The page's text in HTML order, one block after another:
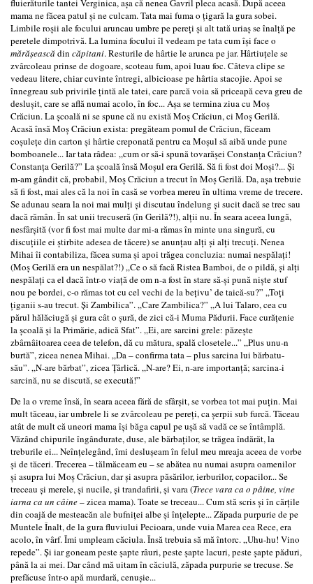
fluierăturile tantei Verginica, aşa că nenea Gavril pleca acasă. După aceea
mama ne făcea patul şi ne culcam. Tata mai fuma o ţigară la gura sobei.
Limbile roşii ale focului aruncau umbre pe pereţi şi alt tată uriaş se înalţă pe
peretele dimpotrivă. La lumina focului îl vedeam pe tata cum îşi face o
mărăşeascădin căpitani. Resturile de hârtie le arunca pe jar. Hârtiuţele se
zvârcoleau prinse de dogoare, scoteau fum, apoi luau foc. Câteva clipe se
vedeau litere, chiar cuvinte întregi, albicioase pe hârtia stacojie. Apoi se
înnegreau sub privirile ţintă ale tatei, care parcă voia să priceapă ceva greu de
desluşit, care se află numai acolo, în foc... Aşa se termina ziua cu Moş
Crăciun. La şcoală ni se spune că nu există Moş Crăciun, ci Moş Gerilă.
Acasă însă Moş Crăciun exista: pregăteam pomul de Crăciun, făceam
coşuleţe din carton şi hârtie creponată pentru ca Moşul să aibă unde pune
bomboanele... Iar tata râdea: „cum or să-i spună tovarăşei Constanţa Crăciun?
Constanţa Gerilă?” La şcoală însă Moşul era Gerilă. Să fi fost doi Moşi?... Şi
m-am gândit că, probabil, Moş Crăciun a trecut în Moş Gerilă. Da, aşa trebuie
să fi fost, mai ales că la noi în casă se vorbea mereu în ultima vreme de trecere.
Se adunau seara la noi mai mulţi şi discutau îndelung şi sucit dacă se trec sau
dacă rămân. În sat unii trecuseră (în Gerilă?!), alţii nu. În seara aceea lungă,
nesfârşită (vor fi fost mai multe dar mi-a rămas în minte una singură, cu
discuţiile ei ştirbite adesea de tăcere) se anunţau alţi şi alţi trecuţi. Nenea
Mihai îi contabiliza, făcea suma şi apoi trăgea concluzia: numai nespălaţi!
(Moş Gerilă era un nespălat?!) „Ce o să facă Ristea Bamboi, de o pildă, şi alţi
nespălaţi ca el dacă într-o viaţă de om n-a fost în stare să-şi pună nişte stuf
nou pe bordei, c-o rămas tot cu cel vechi de la beţivu’ de taică-su?” „Toţi
ţiganii s-au trecut. Şi Zambilica”. „Care Zambilica?” „A lui Talaro, cea cu
părul hălăciugă şi gura cât o şură, de zici că-i Muma Pădurii. Face curăţenie
la şcoală şi la Primărie, adică Sfat”. „Ei, are sarcini grele: păzeşte
zbârnâitoarea ceea de telefon, dă cu mătura, spală closetele...” „Plus unu-n
burtă”, zicea nenea Mihai. „Da – confirma tata – plus sarcina lui bărbatu-
său”. „N-are bărbat”, zicea Ţârlică. „N-are? Ei, n-are importanţă; sarcina‑i
sarcină, nu se discută, se execută!”
De la o vreme însă, în seara aceea fără de sfârşit, se vorbea tot mai puţin. Mai
mult tăceau, iar umbrele li se zvârcoleau pe pereţi, ca şerpii sub furcă. Tăceau
atât de mult că uneori mama îşi băga capul pe uşă să vadă ce se întâmplă.
Văzând chipurile îngândurate, duse, ale bărbaţilor, se trăgea îndărăt, la
treburile ei... Neînţelegând, îmi desluşeam în felul meu mreaja aceea de vorbe
şi de tăceri. Trecerea – tălmăceam eu – se abătea nu numai asupra oamenilor
şi asupra lui Moş Crăciun, dar şi asupra păsărilor, ierburilor, copacilor... Se
treceau şi merele, şi nucile, şi trandafirii, şi vara (Trece vara ca o pâine, vine
iarna ca un câine– zicea mama). Toate se treceau... Cum stă scris şi în cărţile
din coajă de mesteacăn ale bufniţei albe şi înţelepte... Zăpada purpurie de pe
Muntele Înalt, de la gura fluviului Pecioara, unde vuia Marea cea Rece, era
acolo, în vârf. Îmi umpleam căciula. Însă trebuia să mă întorc. „Uhu-hu! Vino
repede”. Şi iar goneam peste şapte râuri, peste şapte lacuri, peste şapte păduri,
până la ai mei. Dar când mă uitam în căciulă, zăpada purpurie se trecuse. Se
prefăcuse într-o apă murdară, cenuşie...